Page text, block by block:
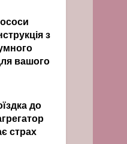
з
вашого
до
страх